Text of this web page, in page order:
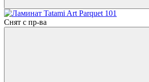
Снят с пр-ва